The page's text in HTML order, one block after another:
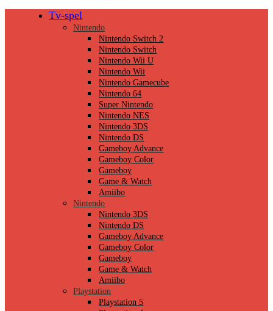
Tv-spel
Nintendo
Nintendo Switch 2
Nintendo Switch
Nintendo Wii U
Nintendo Wii
Nintendo Gamecube
Nintendo 64
Super Nintendo
Nintendo NES
Nintendo 3DS
Nintendo DS
Gameboy Advance
Gameboy Color
Gameboy
Game & Watch
Amiibo
Nintendo
Nintendo 3DS
Nintendo DS
Gameboy Advance
Gameboy Color
Gameboy
Game & Watch
Amiibo
Playstation
Playstation 5